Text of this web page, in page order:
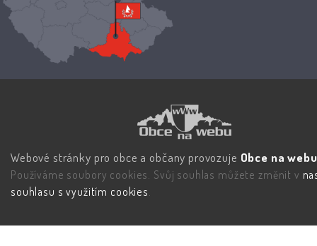
Webové stránky pro obce a občany provozuje Obce na
Používáme soubory cookies. Svůj souhlas můžete změnit v
souhlasu s využitím cookies.